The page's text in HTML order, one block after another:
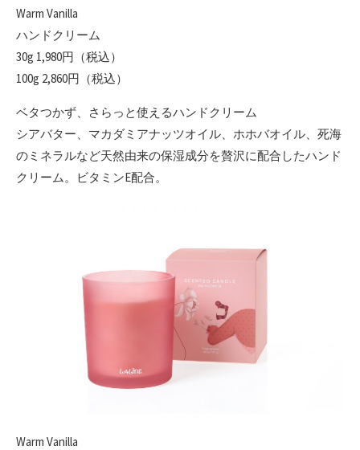
Warm Vanilla
ハンドクリーム
30g 1,980円（税込）
100g 2,860円（税込）
ベタつかず、さらっと使えるハンドクリーム
シアバター、マカダミアナッツオイル、ホホバオイル、死海
のミネラルなど天然由来の保湿成分を贅沢に配合したハンド
クリーム。ビタミンE配合。
Warm Vanilla